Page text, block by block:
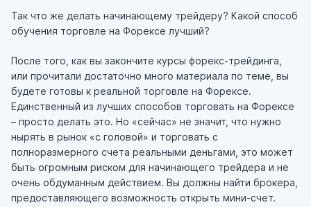
Так что же делать начинающему трейдеру? Какой способ
обучения торговле на Форексе лучший?
После того, как вы закончите курсы форекс-трейдинга,
или прочитали достаточно много материала по теме, вы
будете готовы к реальной торговле на Форексе.
Единственный из лучших способов торговать на Форексе
– просто делать это. Но «сейчас» не значит, что нужно
нырять в рынок «с головой» и торговать с
полноразмерного счета реальными деньгами, это может
быть огромным риском для начинающего трейдера и не
очень обдуманным действием. Вы должны найти брокера,
предоставляющего возможность открыть мини-счет.